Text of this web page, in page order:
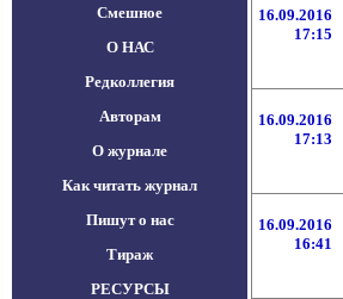
Смешное
О НАС
Редколлегия
Авторам
О журнале
Как читать журнал
Пишут о нас
Тираж
РЕСУРСЫ
16.09.2016
17:15
16.09.2016
17:13
16.09.2016
16:41